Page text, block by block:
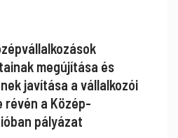
megújítása és
javítása a vállalkozói
révén a Közép-
pályázat